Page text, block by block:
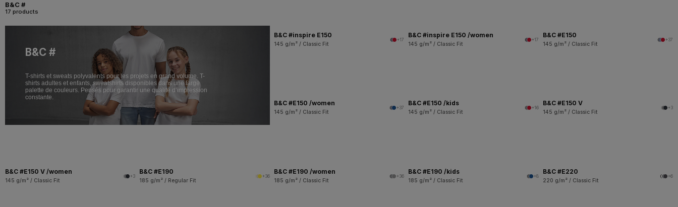
B&C #
17 products
B&C #
T-shirts et sweats polyvalents pour les projets en grand volume. T-
shirts adultes et enfants, sweatshirts disponibles dans une large
palette de couleurs. Pensés pour garantir une qualité d’impression
constante.
B&C #inspire E150
145 g/m² / Classic Fit
+17
B&C #inspire E150 /women
145 g/m² / Classic Fit
+17
B&C #E150
145 g/m² / Classic Fit
+37
B&C #E150 /women
145 g/m² / Classic Fit
+37
B&C #E150 /kids
145 g/m² / Classic Fit
+16
B&C #E150 V
145 g/m² / Classic Fit
+3
B&C #E150 V /women
145 g/m² / Classic Fit
+3
B&C #E190
185 g/m² / Regular Fit
+36
B&C #E190 /women
185 g/m² / Classic Fit
+36
B&C #E190 /kids
185 g/m² / Classic Fit
+8
B&C #E220
220 g/m² / Classic Fit
+6